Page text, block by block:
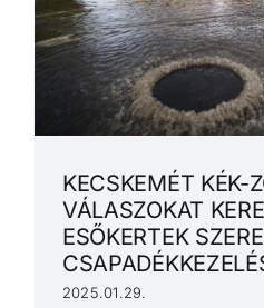
KECSKEMÉT KÉK-
VÁLASZOKAT
ESŐKERTEK
2025.01.29.